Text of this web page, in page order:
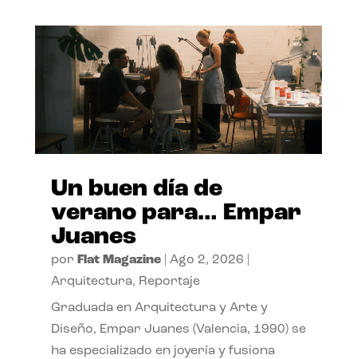
Un buen día de
verano para… Empar
Juanes
por Flat Magazine| Ago 2, 2026
Arquitectura, Reportaje
Graduada en Arquitectura y Arte y
Diseño, Empar Juanes (Valencia, 1990) se
ha especializado en joyería y fusiona